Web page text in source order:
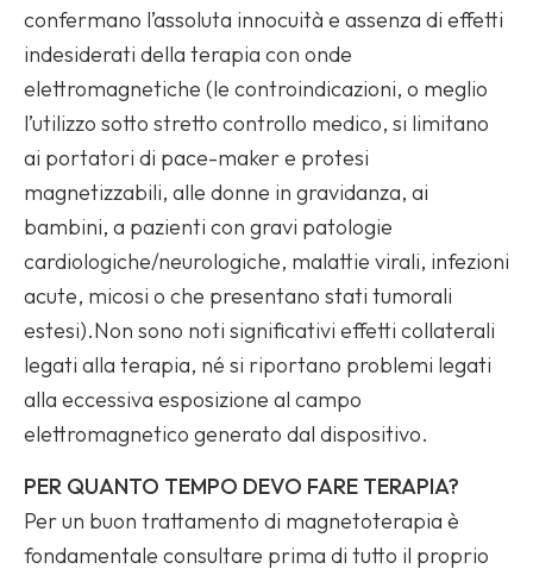
confermano l’assoluta innocuità e assenza di effetti
indesiderati della terapia con onde
elettromagnetiche (le controindicazioni, o meglio
l’utilizzo sotto stretto controllo medico, si limitano
ai portatori di pace-maker e protesi
magnetizzabili, alle donne in gravidanza, ai
bambini, a pazienti con gravi patologie
cardiologiche/neurologiche, malattie virali, infezioni
acute, micosi o che presentano stati tumorali
estesi).Non sono noti significativi effetti collaterali
legati alla terapia, né si riportano problemi legati
alla eccessiva esposizione al campo
elettromagnetico generato dal dispositivo.
PER QUANTO TEMPO DEVO FARE TERAPIA?
Per un buon trattamento di magnetoterapia è
fondamentale consultare prima di tutto il proprio